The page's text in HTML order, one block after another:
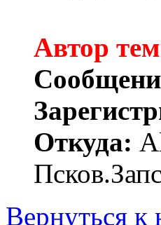
Автор
Откуда:
Вернуться к